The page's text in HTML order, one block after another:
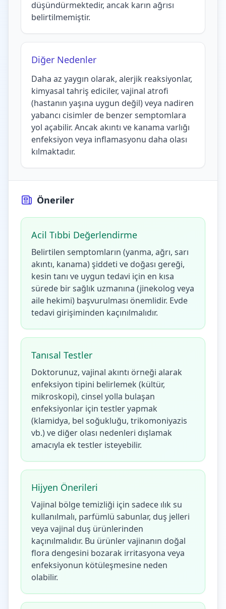
düşündürmektedir, ancak karın ağrısı
belirtilmemiştir.
Diğer Nedenler
Daha az yaygın olarak, alerjik reaksiyonlar,
kimyasal tahriş ediciler, vajinal atrofi
(hastanın yaşına uygun değil) veya nadiren
yabancı cisimler de benzer semptomlara
yol açabilir. Ancak akıntı ve kanama varlığı
enfeksiyon veya inflamasyonu daha olası
kılmaktadır.
Öneriler
Acil Tıbbi Değerlendirme
Belirtilen semptomların (yanma, ağrı, sarı
akıntı, kanama) şiddeti ve doğası gereği,
kesin tanı ve uygun tedavi için en kısa
sürede bir sağlık uzmanına (jinekolog veya
aile hekimi) başvurulması önemlidir. Evde
tedavi girişiminden kaçınılmalıdır.
Tanısal Testler
Doktorunuz, vajinal akıntı örneği alarak
enfeksiyon tipini belirlemek (kültür,
mikroskopi), cinsel yolla bulaşan
enfeksiyonlar için testler yapmak
(klamidya, bel soğukluğu, trikomoniyazis
vb.) ve diğer olası nedenleri dışlamak
amacıyla ek testler isteyebilir.
Hijyen Önerileri
Vajinal bölge temizliği için sadece ılık su
kullanılmalı, parfümlü sabunlar, duş jelleri
veya vajinal duş ürünlerinden
kaçınılmalıdır. Bu ürünler vajinanın doğal
flora dengesini bozarak irritasyona veya
enfeksiyonun kötüleşmesine neden
olabilir.